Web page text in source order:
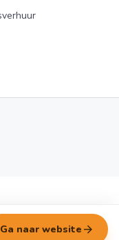
Ga naar website arrow_forward